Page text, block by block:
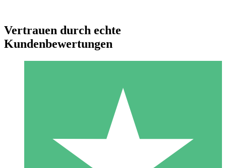
Individuelle Credit-Pakete
Zahlen Sie nach Bedarf mit Download-Credits. Keine
monatliche Verpflichtung erforderlich.
Vertrauen durch echte
Kundenbewertungen